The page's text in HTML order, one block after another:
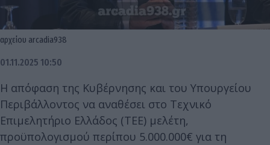
αρχείου arcadia938
01.11.2025 10:50
Η απόφαση της Κυβέρνησης και του Υπουργείου
Περιβάλλοντος να αναθέσει στο Τεχνικό
Επιμελητήριο Ελλάδος (ΤΕΕ) μελέτη,
προϋπολογισμού περίπου 5.000.000€ για τη